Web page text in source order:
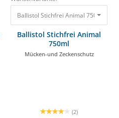
Ballistol Stichfrei Animal 750ml
Ballistol Stichfrei Animal
750ml
Mücken-und Zeckenschutz
(2)